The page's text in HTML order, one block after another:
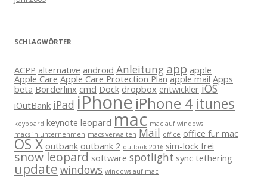
SCHLAGWÖRTER
ACPP alternative android Anleitung app apple
Apple Care Apple Care Protection Plan apple mail Apps
beta Borderlinx cmd Dock dropbox entwickler iOS
iOutBank iPad iPhone iPhone 4itunes
keyboard keynote leopard mac mac auf windows
macs in unternehmen macs verwalten Mail office office für mac
OS X outbank outbank 2 outlook 2016 sim-lock frei
snow leopard software spotlight sync tethering
update windows windows auf mac